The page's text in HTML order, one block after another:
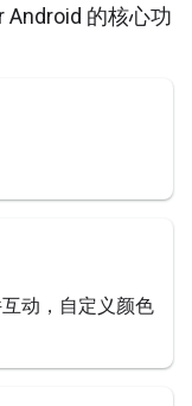
Android 的核心功
动，自定义颜色